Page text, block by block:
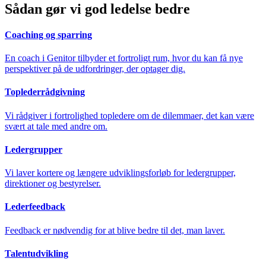
Sådan gør vi god ledelse bedre
Coaching og sparring
En coach i Genitor tilbyder et fortroligt rum, hvor du kan få nye
perspektiver på de udfordringer, der optager dig.
Topleder­rådgivning
Vi rådgiver i fortrolighed topledere om de dilemmaer, det kan være
svært at tale med andre om.
Ledergrupper
Vi laver kortere og længere udviklingsforløb for ledergrupper,
direktioner og bestyrelser.
Lederfeedback
Feedback er nødvendig for at blive bedre til det, man laver.
Talentudvikling